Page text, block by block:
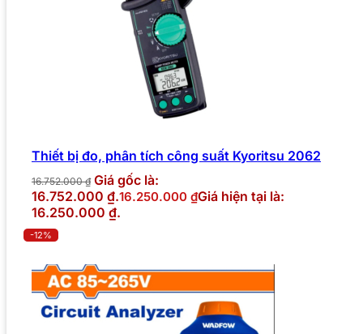
Thiết bị đo, phân tích công suất Kyoritsu 2062
16.752.000₫ Giá gốc là:
16.752.000 ₫.16.250.000 ₫Giá hiện tại là:
16.250.000 ₫.
-12%